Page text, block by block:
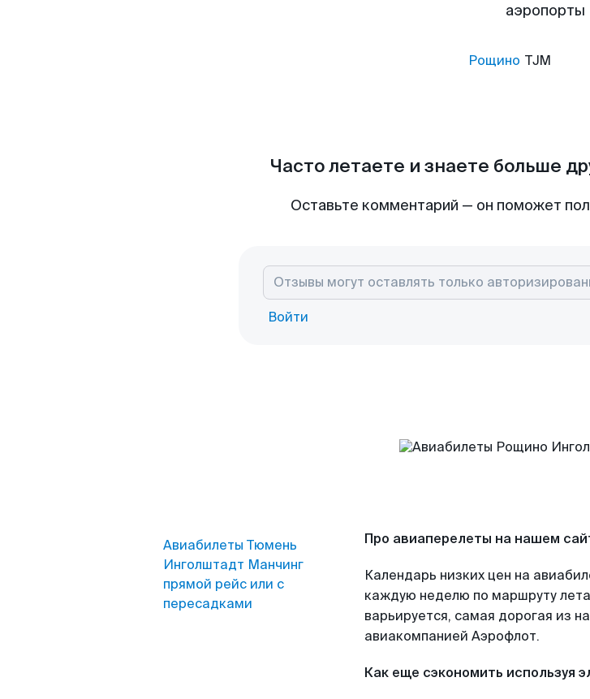
аэропорты
Рощино TJM
Часто летаете и знаете больше
Оставьте комментарий — он поможет
Войти
Авиабилеты Тюмень
Инголштадт Манчинг
прямой рейс или с
пересадками
Про авиаперелеты на нашем
Календарь низких цен на
каждую неделю по маршруту
варьируется, самая дорогая из
авиакомпанией Аэрофлот.
Как еще сэкономить используя